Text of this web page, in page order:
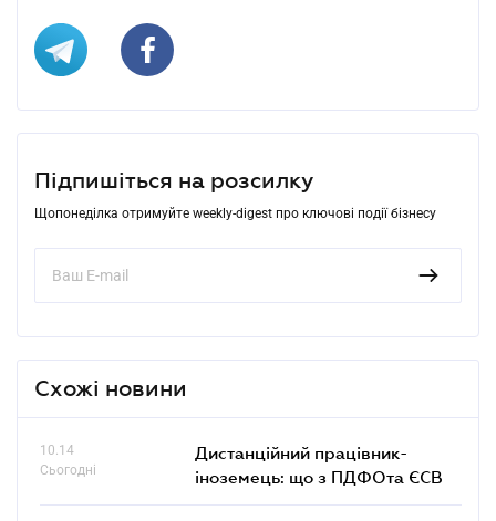
Підпишіться на розсилку
Щопонеділка отримуйте weekly-digest про ключові події бізнесу
Схожі новини
10.14
Сьогодні
Дистанційний працівник-
іноземець: що з ПДФОта ЄСВ